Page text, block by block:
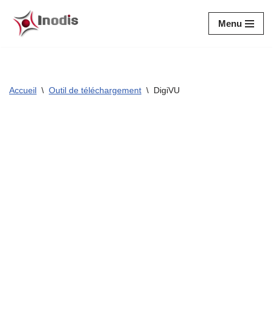
Aller
Menu
Accueil \ Outil de téléchargement \ DigiVU